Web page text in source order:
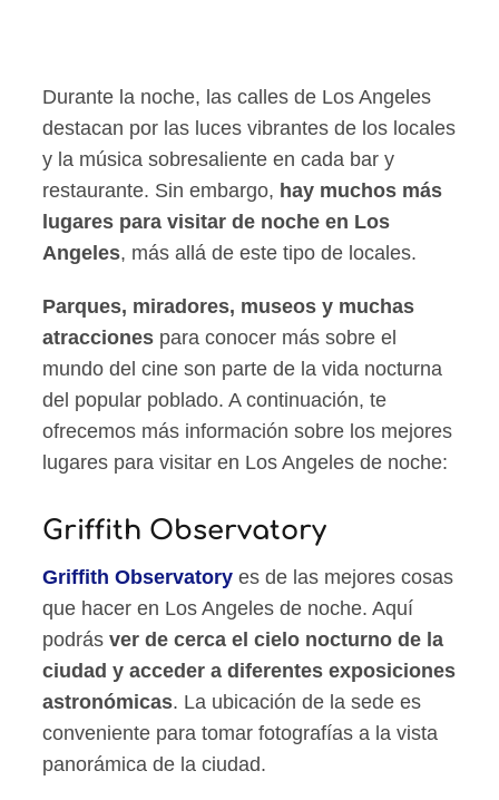
Durante la noche, las calles de Los Angeles
destacan por las luces vibrantes de los locales
y la música sobresaliente en cada bar y
restaurante. Sin embargo, hay muchos más
lugares para visitar de noche en Los
Angeles, más allá de este tipo de locales.
Parques, miradores, museos y muchas
atracciones para conocer más sobre el
mundo del cine son parte de la vida nocturna
del popular poblado. A continuación, te
ofrecemos más información sobre los mejores
lugares para visitar en Los Angeles de noche:
Griffith Observatory
Griffith Observatory es de las mejores cosas
que hacer en Los Angeles de noche. Aquí
podrásver de cerca el cielo nocturno de la
ciudad y acceder a diferentes exposiciones
astronómicas. La ubicación de la sede es
conveniente para tomar fotografías a la vista
panorámica de la ciudad.